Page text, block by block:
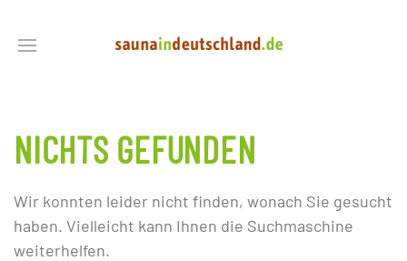
NICHTS GEFUNDEN
Wir konnten leider nicht finden, wonach Sie gesucht
haben. Vielleicht kann Ihnen die Suchmaschine
weiterhelfen.